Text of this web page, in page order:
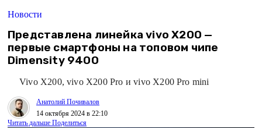
Новости
Представлена линейка vivo X200 —
первые смартфоны на топовом чипе
Dimensity 9400
Vivo X200, vivo X200 Pro и vivo X200 Pro mini
Анатолий Почивалов
14 октября 2024 в 22:10
Читать дальше Поделиться